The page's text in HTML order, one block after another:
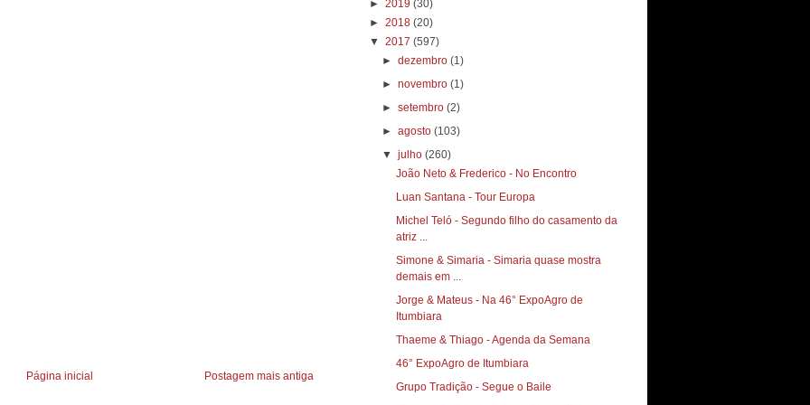
Postagem mais antiga
Página inicial
► 2019 (30)
► 2018 (20)
▼ 2017 (597)
►dezembro(1)
►novembro(1)
►setembro(2)
►agosto(103)
▼julho(260)
João Neto & Frederico - No Encontro
Luan Santana - Tour Europa
Michel Teló - Segundo filho do casamento da
atriz ...
Simone & Simaria - Simaria quase mostra
demais em ...
Jorge & Mateus - Na 46° ExpoAgro de
Itumbiara
Thaeme & Thiago - Agenda da Semana
46° ExpoAgro de Itumbiara
Grupo Tradição - Segue o Baile